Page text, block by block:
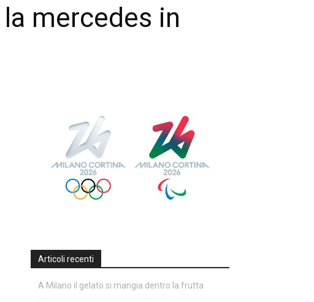
mercedes in
Articoli recenti
A Milano il gelato si mangia dentro la frutta